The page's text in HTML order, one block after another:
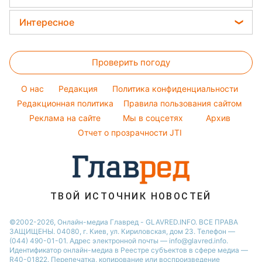
Настя Каменских
Виталий Козловский
Потап
Все о сале
Цены на продукты
Окрашивание волос
Красивый маникюр
Советы от Андре Тана
Новости Харькова
Новости Полтавы
Новости Львова
Новости Сум
Новости Днепра
Новости Черкассы
Новости Тернополя
Новости Житомира
Интересное
Тесты по картинке
Оптические иллюзии
Народные приметы
Все о шоу-бизнесе
Проверить погоду
O нас Редакция
Политика конфиденциальности
Редакционная политика
Правила пользования сайтом
Реклама на сайте
Мы в соцсетях
Архив
Отчет о прозрачности JTI
ТВОЙ ИСТОЧНИК НОВОСТЕЙ
©2002-2026, Онлайн-медиа Главред - GLAVRED.INFO. ВСЕ ПРАВА
ЗАЩИЩЕНЫ. 04080, г. Киев, ул. Кириловская, дом 23. Телефон —
(044) 490-01-01. Адрес электронной почты — info@glavred.info.
Идентификатор онлайн-медиа в Реестре cубъектов в сфере медиа —
R40-01822. Перепечатка, копирование или воспроизведение